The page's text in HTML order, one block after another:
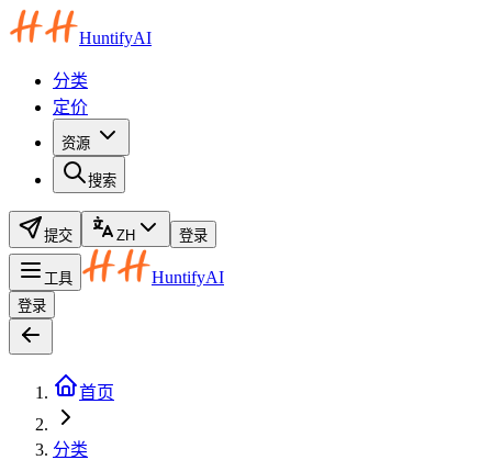
HuntifyAI
分类
定价
资源
搜索
提交 ZH 登录
工具 HuntifyAI
登录
首页
分类